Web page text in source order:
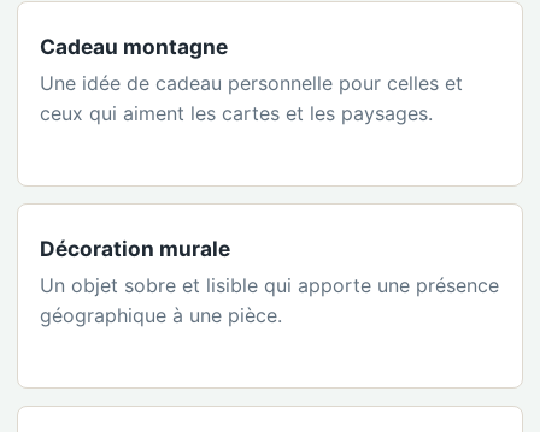
Cadeau montagne
Une idée de cadeau personnelle pour celles et
ceux qui aiment les cartes et les paysages.
Décoration murale
Un objet sobre et lisible qui apporte une présence
géographique à une pièce.